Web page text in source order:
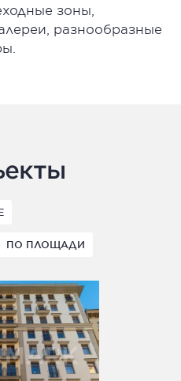
зоны,
разнообразные
ПО ПЛОЩАДИ